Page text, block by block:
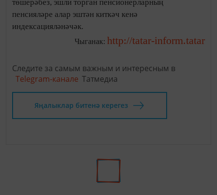
төшерәбез, эшли торган пенсионерларның
пенсияләре алар эштән киткәч кенә
индексацияләнәчәк.
Чыганак: http://tatar-inform.tatar
Следите за самым важным и интересным в
Telegram-канале Татмедиа
Яңалыклар битенә керегез